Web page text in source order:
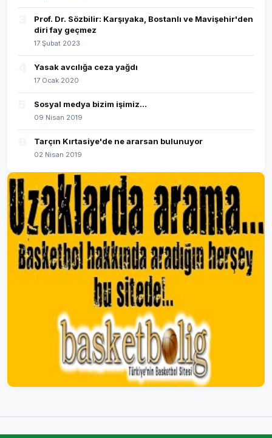
Prof. Dr. Sözbilir: Karşıyaka, Bostanlı ve Mavişehir'den
diri fay geçmez
17 Şubat 2023
Yasak avcılığa ceza yağdı
17 Ocak 2020
Sosyal medya bizim işimiz...
09 Nisan 2019
Tarçın Kırtasiye'de ne ararsan bulunuyor
02 Nisan 2019